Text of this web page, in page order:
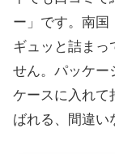
ー」です。南国
ギュッと詰まっ
せん。パッケー
ケースに入れて
ばれる、間違い